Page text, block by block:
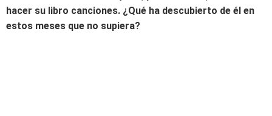
hacer su libro canciones. ¿Qué ha descubierto de él en
estos meses que no supiera?